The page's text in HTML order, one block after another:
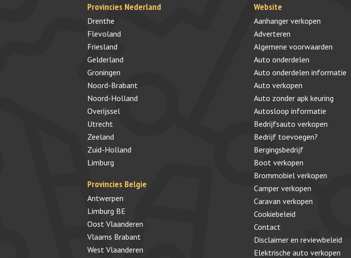
Provincies Nederland
Drenthe
Flevoland
Friesland
Gelderland
Groningen
Noord-Brabant
Noord-Holland
Overijssel
Utrecht
Zeeland
Zuid-Holland
Limburg
Provincies Belgie
Antwerpen
Limburg BE
Oost Vlaanderen
Vlaams Brabant
West Vlaanderen
Website
Aanhanger verkopen
Adverteren
Algemene voorwaarden
Auto onderdelen
Auto onderdelen informatie
Auto verkopen
Auto zonder apk keuring
Autosloop informatie
Bedrijfsauto verkopen
Bedrijf toevoegen?
Bergingsbedrijf
Boot verkopen
Brommobiel verkopen
Camper verkopen
Caravan verkopen
Cookiebeleid
Contact
Disclaimer en reviewbeleid
Elektrische auto verkopen